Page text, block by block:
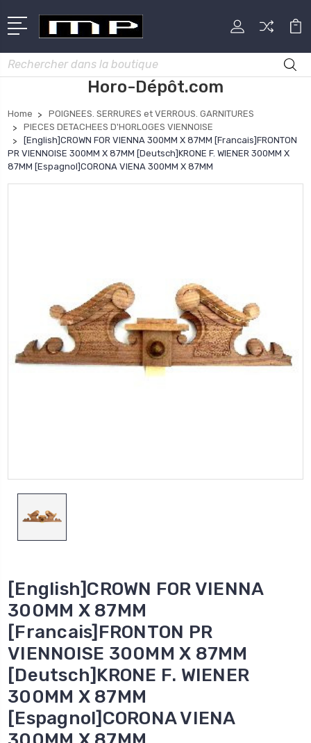
Rechercher
Horo-Dépôt.com
Home
POIGNEES. SERRURES et VERROUS. GARNITURES
PIECES DETACHEES D'HORLOGES VIENNOISE
[English]CROWN FOR VIENNA 300MM X 87MM [Francais]FRONTON
PR VIENNOISE 300MM X 87MM [Deutsch]KRONE F. WIENER 300MM X
87MM [Espagnol]CORONA VIENA 300MM X 87MM
[English]CROWN FOR VIENNA
300MM X 87MM
[Francais]FRONTON PR
VIENNOISE 300MM X 87MM
[Deutsch]KRONE F. WIENER
300MM X 87MM
[Espagnol]CORONA VIENA